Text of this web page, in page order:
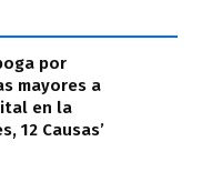
por
mayores a
en la
12 Causas’